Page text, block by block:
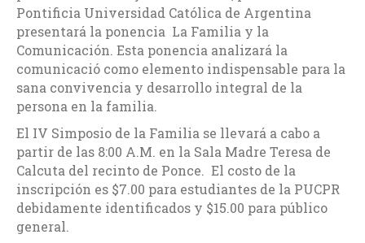
Pontificia Universidad Católica de Argentina
presentará la ponencia La Familia y la
Comunicación. Esta ponencia analizará la
comunicació como elemento indispensable para la
sana convivencia y desarrollo integral de la
persona en la familia.
El IV Simposio de la Familia se llevará a cabo a
partir de las 8:00 A.M. en la Sala Madre Teresa de
Calcuta del recinto de Ponce. El costo de la
inscripción es $7.00 para estudiantes de la PUCPR
debidamente identificados y $15.00 para público
general.